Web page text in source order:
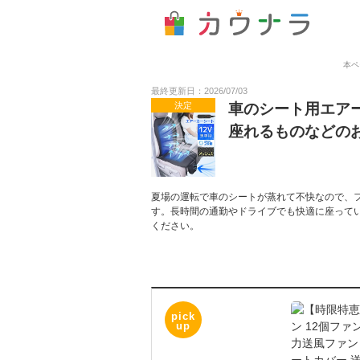
本
最終更新日：2026/07/03
決定
車のシート用エア
座れるものなどの
夏場の運転で車のシートが蒸れて不快なので
す。長時間の通勤やドライブでも快適に座っ
ください。
pick
up